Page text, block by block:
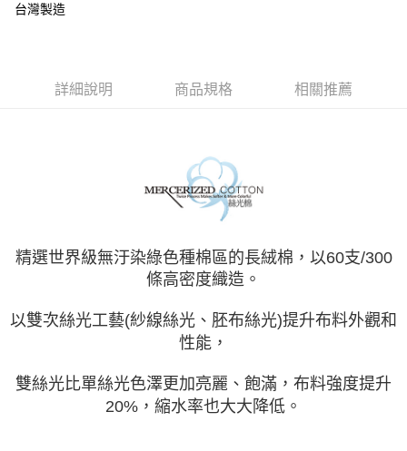
台灣樂天信用卡公司
運送方式
付款後門市自取(待系統通知後才可取貨)
台灣製造
詳細說明 商品規格 相關推薦
精選世界級無汙染綠色種棉區的長絨棉，以60支/300
條高密度織造。
以雙次絲光工藝(紗線絲光、胚布絲光)提升布料外觀和
性能，
雙絲光比單絲光色澤更加亮麗、飽滿，布料強度提升
20%，縮水率也大大降低。